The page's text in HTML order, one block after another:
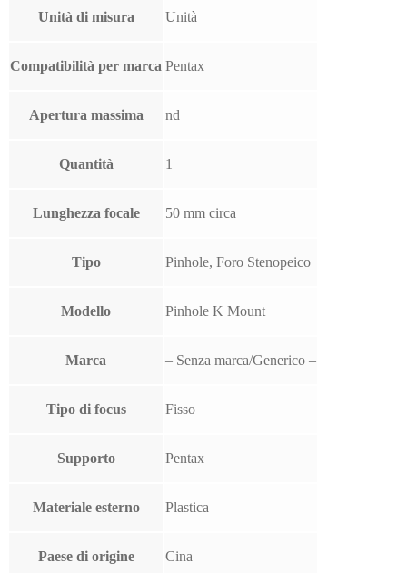
Unità di misura Unità
Compatibilità per marca Pentax
Apertura massima nd
Quantità 1
Lunghezza focale 50 mm circa
Tipo Pinhole, Foro Stenopeico
Modello Pinhole K Mount
Marca – Senza marca/Generico –
Tipo di focus Fisso
Supporto Pentax
Materiale esterno Plastica
Paese di origine Cina